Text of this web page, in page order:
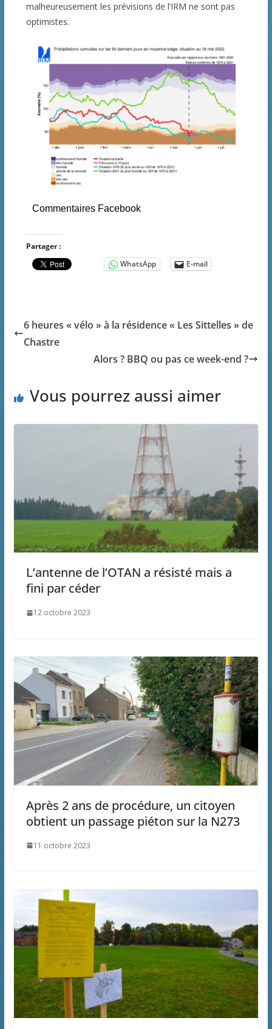
malheureusement les prévisions de l’IRM ne sont pas
optimistes.
Commentaires Facebook
Partager :
WhatsApp
E-mail
6 heures « vélo » à la résidence « Les Sittelles » de
Chastre
Alors ? BBQ ou pas ce week-end ?
Vous pourrez aussi aimer
L’antenne de l’OTAN a résisté mais a
fini par céder
12 octobre 2023
Après 2 ans de procédure, un citoyen
obtient un passage piéton sur la N273
11 octobre 2023